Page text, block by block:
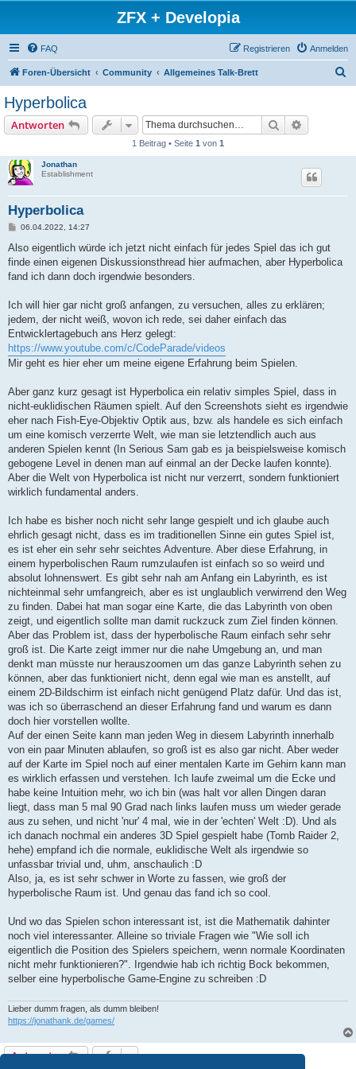
ZFX + Developia
FAQ Anmelden
Registrieren
Foren-Übersicht Community Allgemeines Talk-Brett
Hyperbolica
Antworten Suche
1 Beitrag • Seite 1 von 1
Jonathan
Establishment
Hyperbolica
B
i
r
a
06.04.2022, 14:27
Also eigentlich würde ich jetzt nicht einfach für jedes Spiel das ich gut
finde einen eigenen Diskussionsthread hier aufmachen, aber Hyperbolica
fand ich dann doch irgendwie besonders.
Ich will hier gar nicht groß anfangen, zu versuchen, alles zu erklären;
jedem, der nicht weiß, wovon ich rede, sei daher einfach das
Entwicklertagebuch ans Herz gelegt:
https://www.youtube.com/c/CodeParade/videos
Mir geht es hier eher um meine eigene Erfahrung beim Spielen.
Aber ganz kurz gesagt ist Hyperbolica ein relativ simples Spiel, dass in
nicht-euklidischen Räumen spielt. Auf den Screenshots sieht es irgendwie
eher nach Fish-Eye-Objektiv Optik aus, bzw. als handele es sich einfach
um eine komisch verzerrte Welt, wie man sie letztendlich auch aus
anderen Spielen kennt (In Serious Sam gab es ja beispielsweise komisch
gebogene Level in denen man auf einmal an der Decke laufen konnte).
Aber die Welt von Hyperbolica ist nicht nur verzerrt, sondern funktioniert
wirklich fundamental anders.
Ich habe es bisher noch nicht sehr lange gespielt und ich glaube auch
ehrlich gesagt nicht, dass es im traditionellen Sinne ein gutes Spiel ist,
es ist eher ein sehr sehr seichtes Adventure. Aber diese Erfahrung, in
einem hyperbolischen Raum rumzulaufen ist einfach so so weird und
absolut lohnenswert. Es gibt sehr nah am Anfang ein Labyrinth, es ist
nichteinmal sehr umfangreich, aber es ist unglaublich verwirrend den Weg
zu finden. Dabei hat man sogar eine Karte, die das Labyrinth von oben
zeigt, und eigentlich sollte man damit ruckzuck zum Ziel finden können.
Aber das Problem ist, dass der hyperbolische Raum einfach sehr sehr
groß ist. Die Karte zeigt immer nur die nahe Umgebung an, und man
denkt man müsste nur herauszoomen um das ganze Labyrinth sehen zu
können, aber das funktioniert nicht, denn egal wie man es anstellt, auf
einem 2D-Bildschirm ist einfach nicht genügend Platz dafür. Und das ist,
was ich so überraschend an dieser Erfahrung fand und warum es dann
doch hier vorstellen wollte.
Auf der einen Seite kann man jeden Weg in diesem Labyrinth innerhalb
von ein paar Minuten ablaufen, so groß ist es also gar nicht. Aber weder
auf der Karte im Spiel noch auf einer mentalen Karte im Gehirn kann man
es wirklich erfassen und verstehen. Ich laufe zweimal um die Ecke und
habe keine Intuition mehr, wo ich bin (was halt vor allen Dingen daran
liegt, dass man 5 mal 90 Grad nach links laufen muss um wieder gerade
aus zu sehen, und nicht 'nur' 4 mal, wie in der 'echten' Welt :D). Und als
ich danach nochmal ein anderes 3D Spiel gespielt habe (Tomb Raider 2,
hehe) empfand ich die normale, euklidische Welt als irgendwie so
unfassbar trivial und, uhm, anschaulich :D
Also, ja, es ist sehr schwer in Worte zu fassen, wie groß der
hyperbolische Raum ist. Und genau das fand ich so cool.
Und wo das Spielen schon interessant ist, ist die Mathematik dahinter
noch viel interessanter. Alleine so triviale Fragen wie "Wie soll ich
eigentlich die Position des Spielers speichern, wenn normale Koordinaten
nicht mehr funktionieren?". Irgendwie hab ich richtig Bock bekommen,
selber eine hyperbolische Game-Engine zu schreiben :D
Lieber dumm fragen, als dumm bleiben!
https://jonathank.de/games/
Antworten